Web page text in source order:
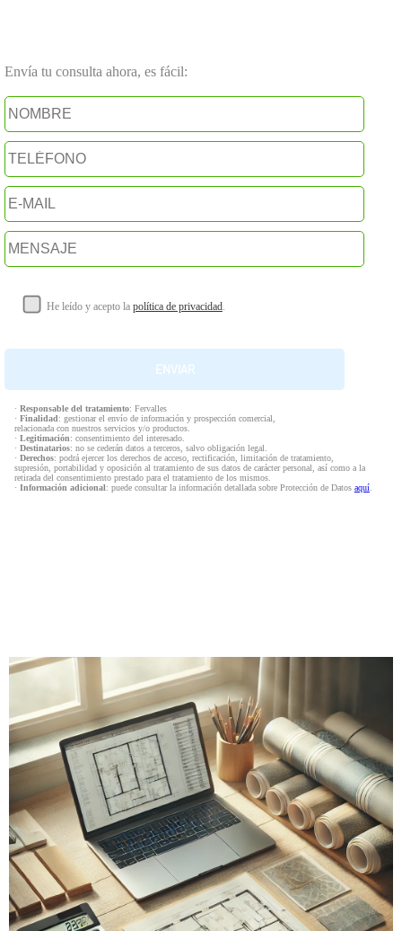
Envía tu consulta ahora, es fácil:
He leído y acepto la política de privacidad.
· Responsable del tratamiento: Fervalles
· Finalidad: gestionar el envío de información y prospección comercial,
relacionada con nuestros servicios y/o productos.
· Legitimación: consentimiento del interesado.
· Destinatarios: no se cederán datos a terceros, salvo obligación legal.
· Derechos: podrá ejercer los derechos de acceso, rectificación, limitación de tratamiento,
supresión, portabilidad y oposición al tratamiento de sus datos de carácter personal, así como a la
retirada del consentimiento prestado para el tratamiento de los mismos.
· Información adicional: puede consultar la información detallada sobre Protección de Datos aquí.